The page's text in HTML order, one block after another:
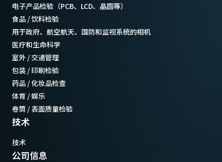
电子产品检验（PCB、LCD、晶圆等）
食品 / 饮料检验
用于政府、航空航天、国防和监视系统的相机
医疗和生命科学
室外 / 交通管理
包装 / 印刷检验
药品 / 化妆品检查
体育 / 娱乐
卷筒 / 表面质量检验
技术
技术
公司信息